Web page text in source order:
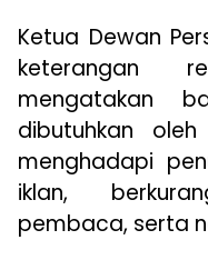
Ketua Dewan
keterangan
mengatakan
dibutuhkan
menghadapi
iklan,
pembaca, serta